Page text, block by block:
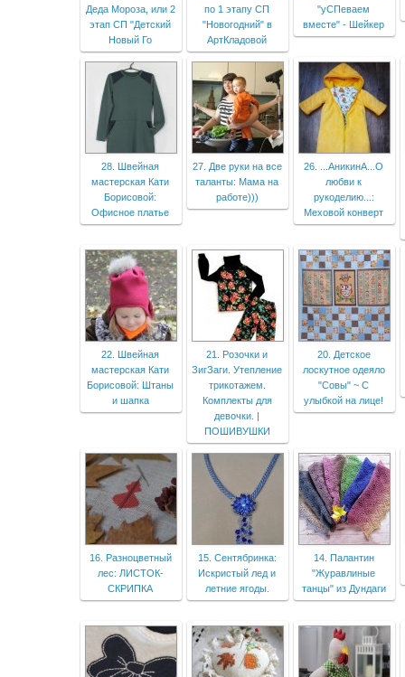
Деда Мороза, или 2
этап СП "Детский
Новый Го
по 1 этапу СП
"Новогодний" в
АртКладовой
"уСПеваем
вместе" - Шейкер
28. Швейная
мастерская Кати
Борисовой:
Офисное платье
27. Две руки на все
таланты: Мама на
работе)))
26. ...АникинА...О
любви к
рукоделию...:
Меховой конверт
22. Швейная
мастерская Кати
Борисовой: Штаны
и шапка
21. Розочки и
ЗигЗаги. Утепление
трикотажем.
Комплекты для
девочки. |
ПОШИВУШКИ
20. Детское
лоскутное одеяло
"Совы" ~ С
улыбкой на лице!
16. Разноцветный
лес: ЛИСТОК-
СКРИПКА
15. Сентябринка:
Искристый лед и
летние ягоды.
14. Палантин
"Журавлиные
танцы" из Дундаги